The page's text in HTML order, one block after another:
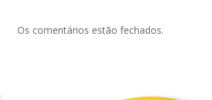
Os comentários estão fechados.